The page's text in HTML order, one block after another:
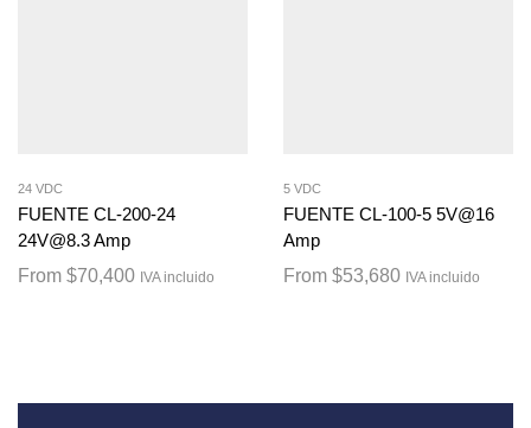
24 VDC
FUENTE CL-200-24
24V@8.3 Amp
From $70,400 IVA incluido
5 VDC
FUENTE CL-100-5 5V@16
Amp
From $53,680 IVA incluido